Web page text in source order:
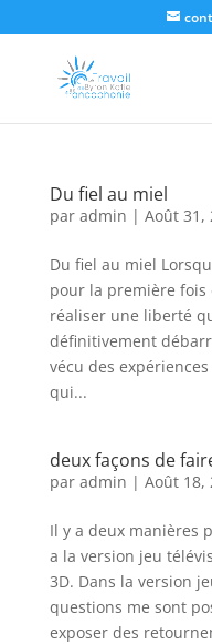
Du fiel au miel
par admin | Août 31,
Du fiel au miel
pour la première fois
réaliser une liberté
définitivement
vécu des
qui...
deux façons de
par admin | Août 18,
Il y a deux manières
a la version jeu
3D. Dans la version
questions me sont
exposer des